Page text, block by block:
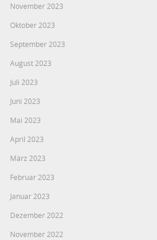
November 2023
Oktober 2023
September 2023
August 2023
Juli 2023
Juni 2023
Mai 2023
April 2023
März 2023
Februar 2023
Januar 2023
Dezember 2022
November 2022